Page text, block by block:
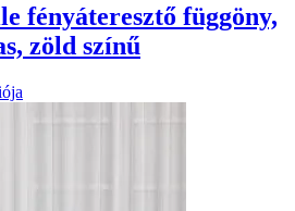
fényáteresztő függöny,
zöld színű